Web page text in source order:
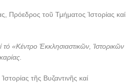
Πρόεδρος τοῦ Τμήματος Ἱστορίας καί
τό «Κέντρο Ἐκκλησιαστικῶν, Ἱστορικῶν
τῆς Βυζαντινῆς καί